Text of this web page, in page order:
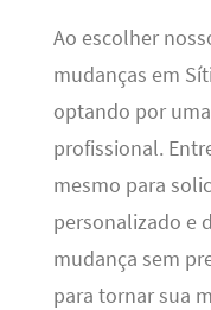
Ao escolher
mudanças em
optando por
profissional.
mesmo para
personalizado e
mudança sem
para tornar sua